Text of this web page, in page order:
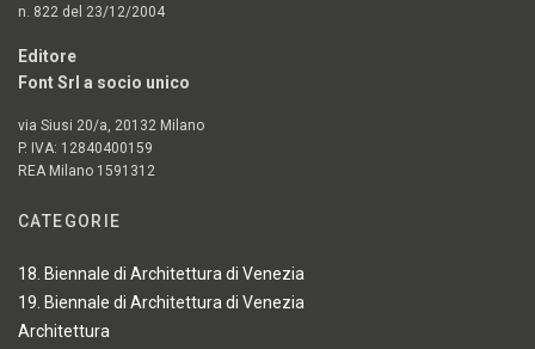
n. 822 del 23/12/2004
Editore
Font Srl a socio unico
via Siusi 20/a, 20132 Milano
P. IVA: 12840400159
REA Milano 1591312
CATEGORIE
18. Biennale di Architettura di Venezia
19. Biennale di Architettura di Venezia
Architettura